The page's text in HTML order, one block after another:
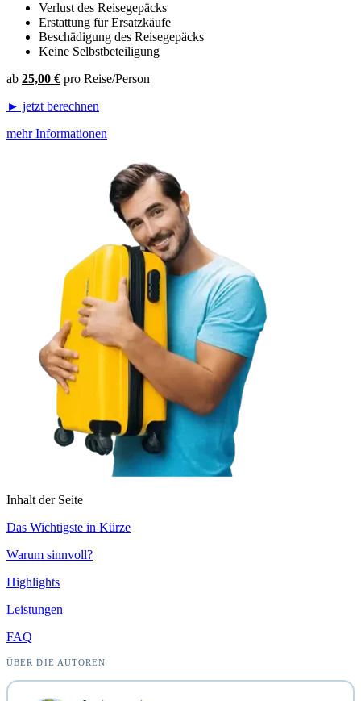
Verlust des Reisegepäcks
Erstattung für Ersatzkäufe
Beschädigung des Reisegepäcks
Keine Selbstbeteiligung
ab 25,00 € pro Reise/Person
► jetzt berechnen
mehr Informationen
Inhalt der Seite
Das Wichtigste in Kürze
Warum sinnvoll?
Highlights
Leistungen
FAQ
ÜBER DIE AUTOREN